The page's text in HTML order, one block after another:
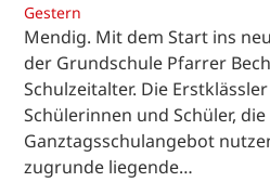
Gestern
Mendig. Mit dem Start ins
der Grundschule Pfarrer
Schulzeitalter. Die
Schülerinnen und Schüler, die
Ganztagsschulangebot
zugrunde liegende…